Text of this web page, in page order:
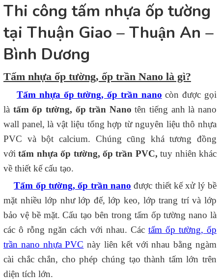
Thi công tấm nhựa ốp tường
tại Thuận Giao – Thuận An –
Bình Dương
Tấm nhựa ốp tường, ốp trần Nano là gì?
Tấm nhựa ốp tường, ốp trần nano còn được gọi
là tấm ốp tường, ốp trần Nano tên tiếng anh là nano
wall panel, là vật liệu tổng hợp từ nguyên liệu thô nhựa
PVC và bột calcium. Chúng cũng khá tương đồng
vớitấm nhựa ốp tường, ốp trần PVC, tuy nhiên khác
về thiết kế cấu tạo.
Tấm ốp tường, ốp trần nano được thiết kế xử lý bề
mặt nhiều lớp như lớp đế, lớp keo, lớp trang trí và lớp
bảo vệ bề mặt. Cấu tạo bên trong tấm ốp tường nano là
các ô rỗng ngăn cách với nhau. Các tấm ốp tường, ốp
trần nano nhựa PVC này liên kết với nhau bằng ngàm
cài chắc chắn, cho phép chúng tạo thành tấm lớn trên
diện tích lớn.